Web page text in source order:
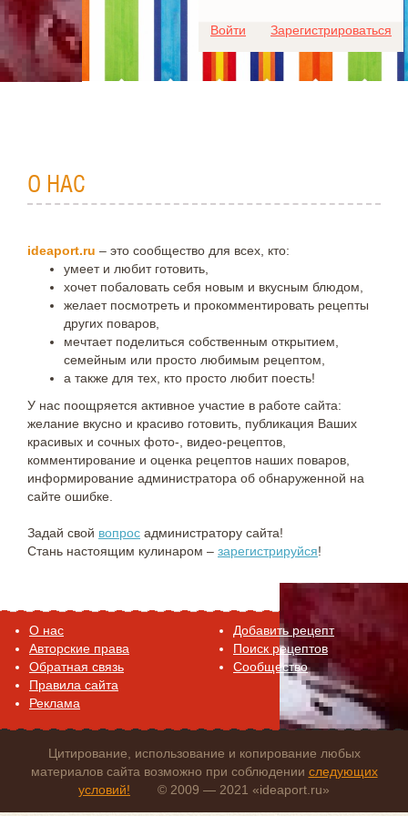
Войти Зарегистрироваться
О НАС
ideaport.ru – это сообщество для всех, кто:
умеет и любит готовить,
хочет побаловать себя новым и вкусным блюдом,
желает посмотреть и прокомментировать рецепты
других поваров,
мечтает поделиться собственным открытием,
семейным или просто любимым рецептом,
а также для тех, кто просто любит поесть!
У нас поощряется активное участие в работе сайта:
желание вкусно и красиво готовить, публикация Ваших
красивых и сочных фото-, видео-рецептов,
комментирование и оценка рецептов наших поваров,
информирование администратора об обнаруженной на
сайте ошибке.
Задай свой вопрос администратору сайта!
Стань настоящим кулинаром – зарегистрируйся!
O нас
Авторские права
Обратная связь
Правила сайта
Реклама
Добавить рецепт
Поиск рецептов
Сообщество
Цитирование, использование и копирование любых
материалов сайта возможно при соблюдении следующих
условий!
© 2009 — 2021 «ideaport.ru»
Для любых предложений по